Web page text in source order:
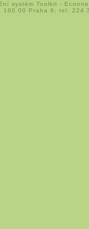
systém Toolkit -
160 00 Praha 6; tel: 224